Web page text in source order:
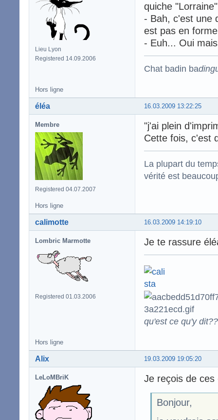
Lieu Lyon
Registered 14.09.2006
quiche
- Bah, c'est une
est pas en
- Euh... Oui
Chat badin ba
Hors ligne
16.03.2009 13:22:25
éléa
Membre
Registered 04.07.2007
"j'ai plein
Cette fois, c'est
La plupart du
vérité est
Hors ligne
16.03.2009 14:19:10
calimotte
Lombric Marmotte
Registered 01.03.2006
Je te rassure
qu'est ce qu'y
Hors ligne
19.03.2009 19:05:20
Alix
LeLoMBriK Je reçois de
Bonjour,